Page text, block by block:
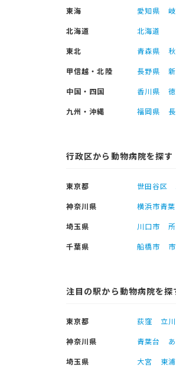
東海
愛知県
北海道
北海道
東北
青森県
甲信越・北陸
長野県
中国・四国
香川県
九州・沖縄
福岡県
行政区から動物病院を探す
東京都 世田谷区
神奈川県
横浜市青
埼玉県
川口市
千葉県
船橋市
注目の駅から動物病院を探
東京都 荻窪 立川
神奈川県
青葉台
埼玉県
大宮 東